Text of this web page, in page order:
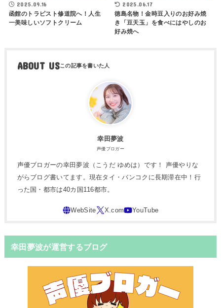
2025.09.16
函館のトラピスト修道院へ！人生
一美味しいソフトクリーム
2025.06.17
徳島名物！金時豆入りのお好み焼
き「豆天玉」を食べにはやしのお
好み焼へ
ABOUT US
幸田夢波
声優ブロガー
声優ブロガーの幸田夢波（こうだ ゆめは）です！ 声優やりな
がらブログ書いてます。現在タイ・バンコクに長期滞在中！行
った国・都市は40カ国116都市。
幸田夢波が運営するブログ